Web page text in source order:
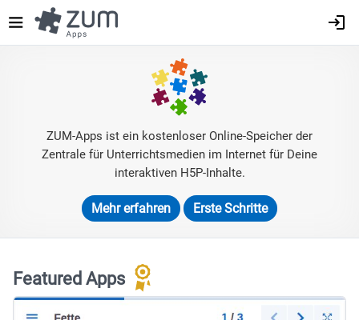
zum
Inhalt
ZUM-Apps ist ein kostenloser Online-Speicher der
Zentrale für Unterrichtsmedien im Internet für Deine
interaktiven H5P-Inhalte.
Mehr erfahren Erste Schritte
Featured Apps